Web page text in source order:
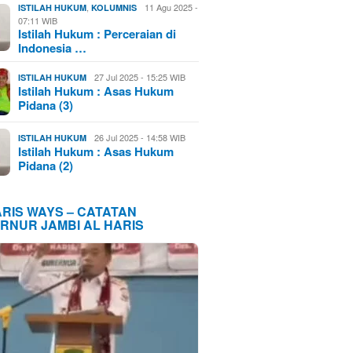
ISTILAH HUKUM ,KOLUMNIS
11 Agu 2025 -
07:11 WIB
Istilah Hukum : Perceraian di
Indonesia …
ISTILAH HUKUM 27 Jul 2025 - 15:25 WIB
Istilah Hukum : Asas Hukum
Pidana (3)
ISTILAH HUKUM 26 Jul 2025 - 14:58 WIB
Istilah Hukum : Asas Hukum
Pidana (2)
WAYS – CATATAN
JAMBI AL HARIS